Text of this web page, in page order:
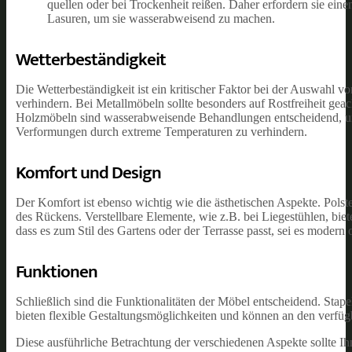
quellen oder bei Trockenheit reißen. Daher erfordern sie
Lasuren, um sie wasserabweisend zu machen.
Wetterbeständigkeit
Die Wetterbeständigkeit ist ein kritischer Faktor bei der Auswahl
verhindern. Bei Metallmöbeln sollte besonders auf Rostfreiheit
Holzmöbeln sind wasserabweisende Behandlungen
Verformungen durch extreme Temperaturen zu verhindern.
Komfort und Design
Der Komfort ist ebenso wichtig wie die ästhetischen Aspekte.
des Rückens. Verstellbare Elemente, wie z.B. bei Liegestühlen,
dass es zum Stil des Gartens oder der Terrasse passt, sei es
Funktionen
Schließlich sind die Funktionalitäten der Möbel entscheidend.
bieten flexible Gestaltungsmöglichkeiten und können an den
Diese ausführliche Betrachtung der verschiedenen Aspekte sollte